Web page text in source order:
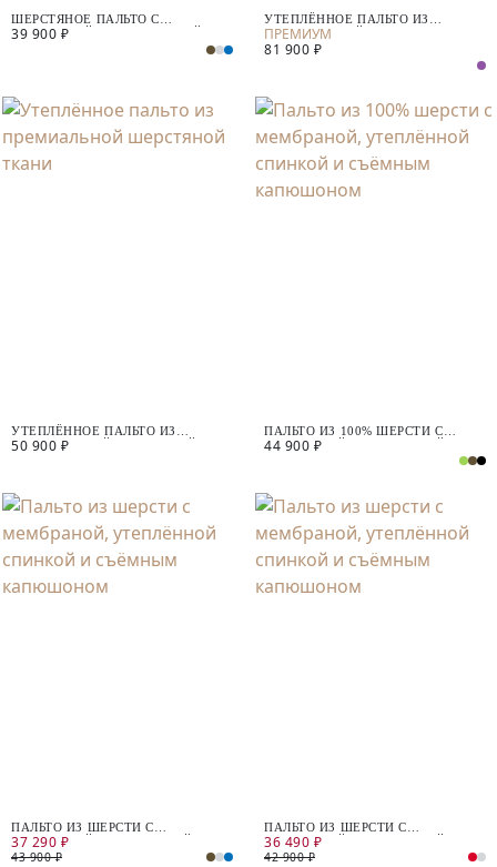
ШЕРСТЯНОЕ ПАЛЬТО С
МЕМБРАНОЙ И УТЕПЛЁННОЙ
39 900 ₽
УТЕПЛЁННОЕ ПАЛЬТО ИЗ
ПРЕМИАЛЬНОЙ ШЕРСТИ
АЛЬПАКА
81 900 ₽
УТЕПЛЁННОЕ ПАЛЬТО ИЗ
ПРЕМИАЛЬНОЙ ШЕРСТЯНОЙ
50 900 ₽
ПАЛЬТО ИЗ 100% ШЕРСТИ С
МЕМБРАНОЙ, УТЕПЛЁННОЙ
44 900 ₽
ПАЛЬТО ИЗ ШЕРСТИ С
МЕМБРАНОЙ, УТЕПЛЁННОЙ
СПИНКОЙ И СЪЁМНЫМ
37 290 ₽
43 900 ₽
ПАЛЬТО ИЗ ШЕРСТИ С
МЕМБРАНОЙ, УТЕПЛЁННОЙ
СПИНКОЙ И СЪЁМНЫМ
36 490 ₽
42 900 ₽